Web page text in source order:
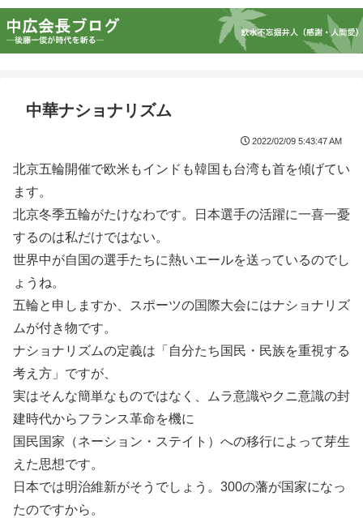
中華ナショナリズム
2022/02/09 5:43:47 AM
北京五輪開催で欧米もインドも韓国も台湾も首を傾げてい
ます。
北京冬季五輪がたけなわです。日本選手の活躍に一喜一憂
するのは私だけではない。
世界中が自国の選手たちに熱いエールを送っているのでし
ょうね。
五輪と申しますか、スポーツの国際大会にはナショナリズ
ムが付き物です。
ナショナリズムの定義は「自分たち国民・民族を重視する
考え方」ですが、
実はそんな簡単なものではなく、ムラ意識やクニ意識の封
建時代からフランス革命を機に
国民国家（ネーション・ステイト）への移行によって芽生
えた思想です。
日本では明治維新がそうでしょう。300の藩が国家になっ
たのですから。